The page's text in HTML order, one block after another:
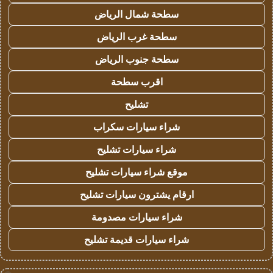
سطحة شمال الرياض
سطحة غرب الرياض
سطحة جنوب الرياض
اقرب سطحة
تشليح
شراء سيارات سكراب
شراء سيارات تشليح
موقع شراء سيارات تشليح
ارقام يشترون سيارات تشليح
شراء سيارات مصدومة
شراء سيارات قديمة تشليح